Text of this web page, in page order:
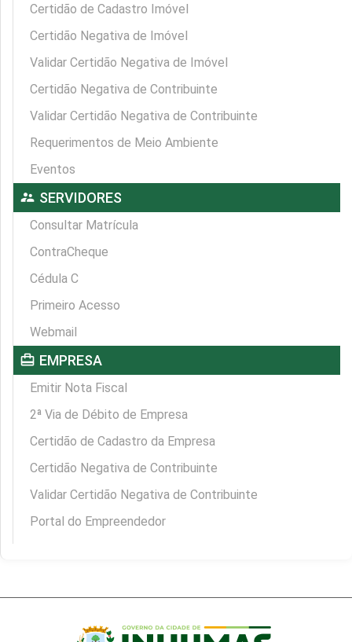
Certidão de Cadastro Imóvel
Certidão Negativa de Imóvel
Validar Certidão Negativa de Imóvel
Certidão Negativa de Contribuinte
Validar Certidão Negativa de Contribuinte
Requerimentos de Meio Ambiente
Eventos
supervisor_account SERVIDORES
Consultar Matrícula
ContraCheque
Cédula C
Primeiro Acesso
Webmail
card_travel EMPRESA
Emitir Nota Fiscal
2ª Via de Débito de Empresa
Certidão de Cadastro da Empresa
Certidão Negativa de Contribuinte
Validar Certidão Negativa de Contribuinte
Portal do Empreendedor